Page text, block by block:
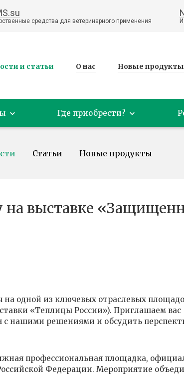
средства для ветеринарного применения
и статьи О нас Новые продукты
Где приобрести?
Статьи Новые продукты
выставке
на одной из ключевых отраслевых
«Теплицы России»). Приглашаем вас
с нашими решениями и обсудить
профессиональная площадка,
Федерации. Мероприятие